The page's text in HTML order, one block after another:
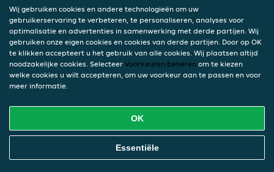
Wij gebruiken cookies en andere technologieën om uw
gebruikerservaring te verbeteren, te personaliseren, analyses voor
optimalisatie en advertenties in samenwerking met derde partijen. Wij
gebruiken onze eigen cookies en cookies van derde partijen. Door op OK
te klikken accepteert u het gebruik van alle cookies. Wij plaatsen altijd
noodzakelijke cookies. Selecteer Voorkeuren beheren om te kiezen
welke cookies u wilt accepteren, om uw voorkeur aan te passen en voor
meer informatie.
OK
Essentiële